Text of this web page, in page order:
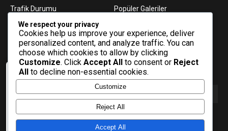
Veri politikasındaki amaçlarla sınırlı ve
mevzuata uygun şekilde çerez
konumlandırmaktayız. Detaylar için veri
politikamızı inceleyebilirsiniz.
Daha fazla bilgi
Trafik Durumu
Popüler Galeriler
Nöbetçi Eczaneler
Hava Durumu
Haber Gönder
Gazeteler
Fikstür
E-BÜLTEN ABONELİĞİ
E-Bülten aboneliği ile haberlere daha hızlı erişin.
We respect your privacy
Cookies help us improve your experience, deliver
personalized content, and analyze traffic. You can
choose which cookies to allow by clicking
Customize. Click Accept All to consent or Reject
All to decline non-essential cookies.
Customize
Reject All
Accept All